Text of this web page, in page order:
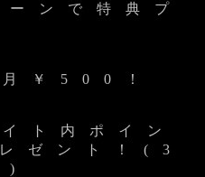
ー ン で 特 典 プ
￥ 5 0 0 ！
ト 内 ポ イ ン
ゼ ン ト ！ ( 3
)